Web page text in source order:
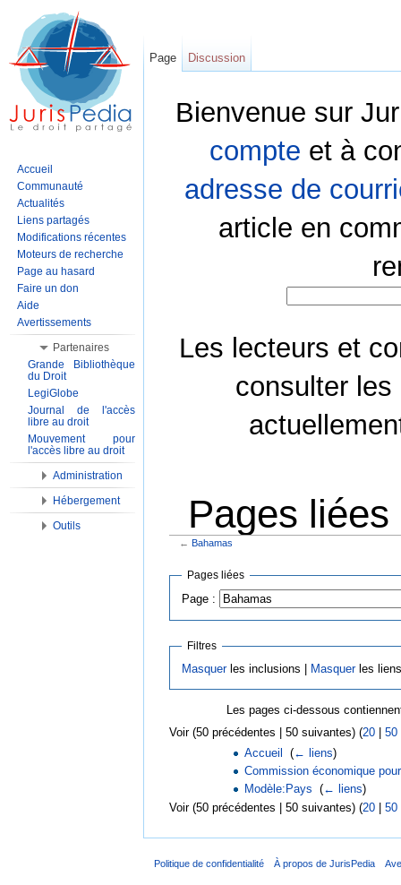
Bienvenue sur
compte et à
adresse de
article en
Les lecteurs et
consulter les
Pages
← Bahamas
Pages liées
Page :
Filtres
Masquerles inclusions | Masquerles
Les pages ci-dessous
Voir (50 précédentes | 50 suivantes) (20 50
Accueil
‎(← liens)
Commission économique
Modèle:Pays ‎(← liens)
Voir (50 précédentes | 50 suivantes) (20 | 50
Page Discussion
Accueil
Communauté
Actualités
Liens partagés
Modifications récentes
Moteurs de recherche
Page au hasard
Faire un don
Aide
Avertissements
Partenaires
Grande Bibliothèque
du Droit
LegiGlobe
Journal de l'accès
libre au droit
Mouvement pour
l'accès libre au droit
Administration
Hébergement
Outils
Politique de confidentialité À propos de JurisPedia